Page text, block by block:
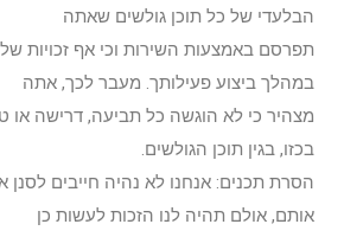
הבלעדי של כל תוכן גולשים שאתה
תפרסם באמצעות השירות וכי אף זכויות
במהלך ביצוע פעילותך. מעבר לכך, אתה
מצהיר כי לא הוגשה כל תביעה, דרישה או
בכזו, בגין תוכן הגולשים.
הסרת תכנים: אנחנו לא נהיה חייבים לסנן
אותם, אולם תהיה לנו הזכות לעשות כן